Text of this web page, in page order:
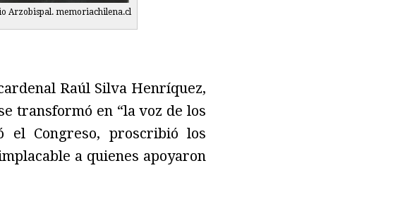
Arzobispal. memoriachilena.cl
Raúl Silva Henríquez,
transformó en “la voz de los
el Congreso, proscribió los
a quienes apoyaron